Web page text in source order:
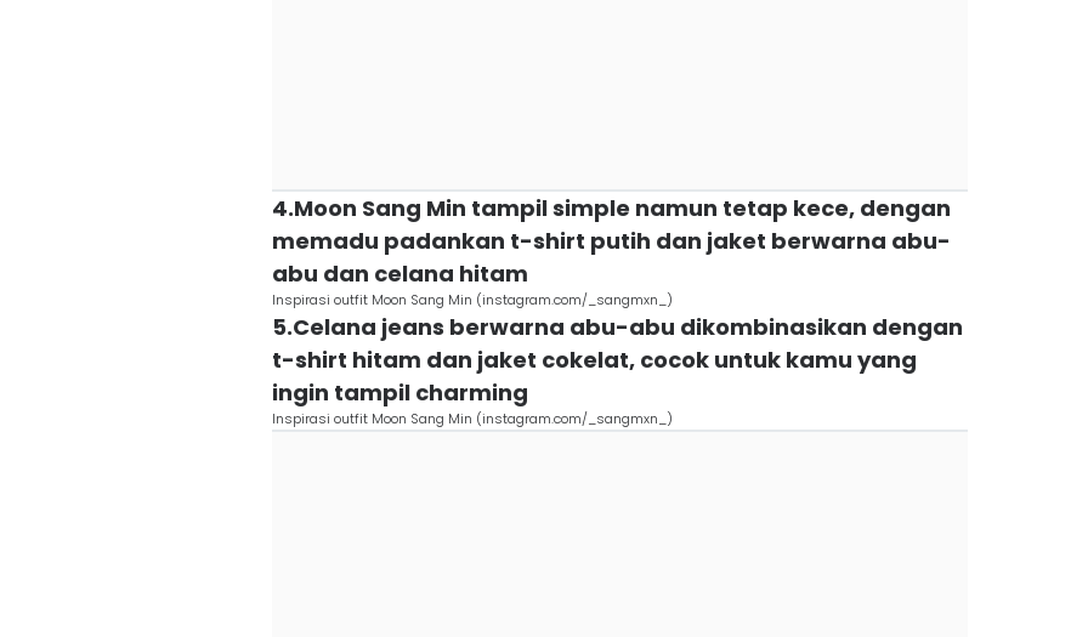
4.Moon Sang Min tampil simple namun tetap kece, dengan
memadu padankan t-shirt putih dan jaket berwarna abu-
abu dan celana hitam
Inspirasi outfit Moon Sang Min (instagram.com/_sangmxn_)
5.Celana jeans berwarna abu-abu dikombinasikan dengan
t-shirt hitam dan jaket cokelat, cocok untuk kamu yang
ingin tampil charming
Inspirasi outfit Moon Sang Min (instagram.com/_sangmxn_)